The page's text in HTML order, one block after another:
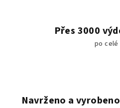
Přes 3000
po celé
Navrženo a